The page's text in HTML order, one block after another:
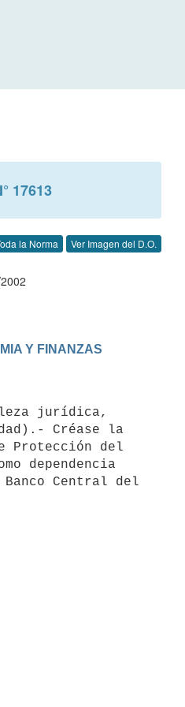
17613
la Norma Ver Imagen del D.O.
Y FINANZAS
Créase la
Protección del
dependencia
Banco Central del